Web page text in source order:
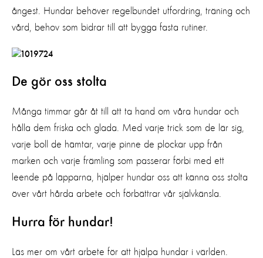
ångest. Hundar behöver regelbundet utfordring, träning och
vård, behov som bidrar till att bygga fasta rutiner.
De gör oss stolta
Många timmar går åt till att ta hand om våra hundar och
hålla dem friska och glada. Med varje trick som de lär sig,
varje boll de hämtar, varje pinne de plockar upp från
marken och varje främling som passerar förbi med ett
leende på läpparna, hjälper hundar oss att känna oss stolta
över vårt hårda arbete och förbättrar vår självkänsla.
Hurra för hundar!
Läs mer om vårt arbete för att hjälpa hundar i världen.